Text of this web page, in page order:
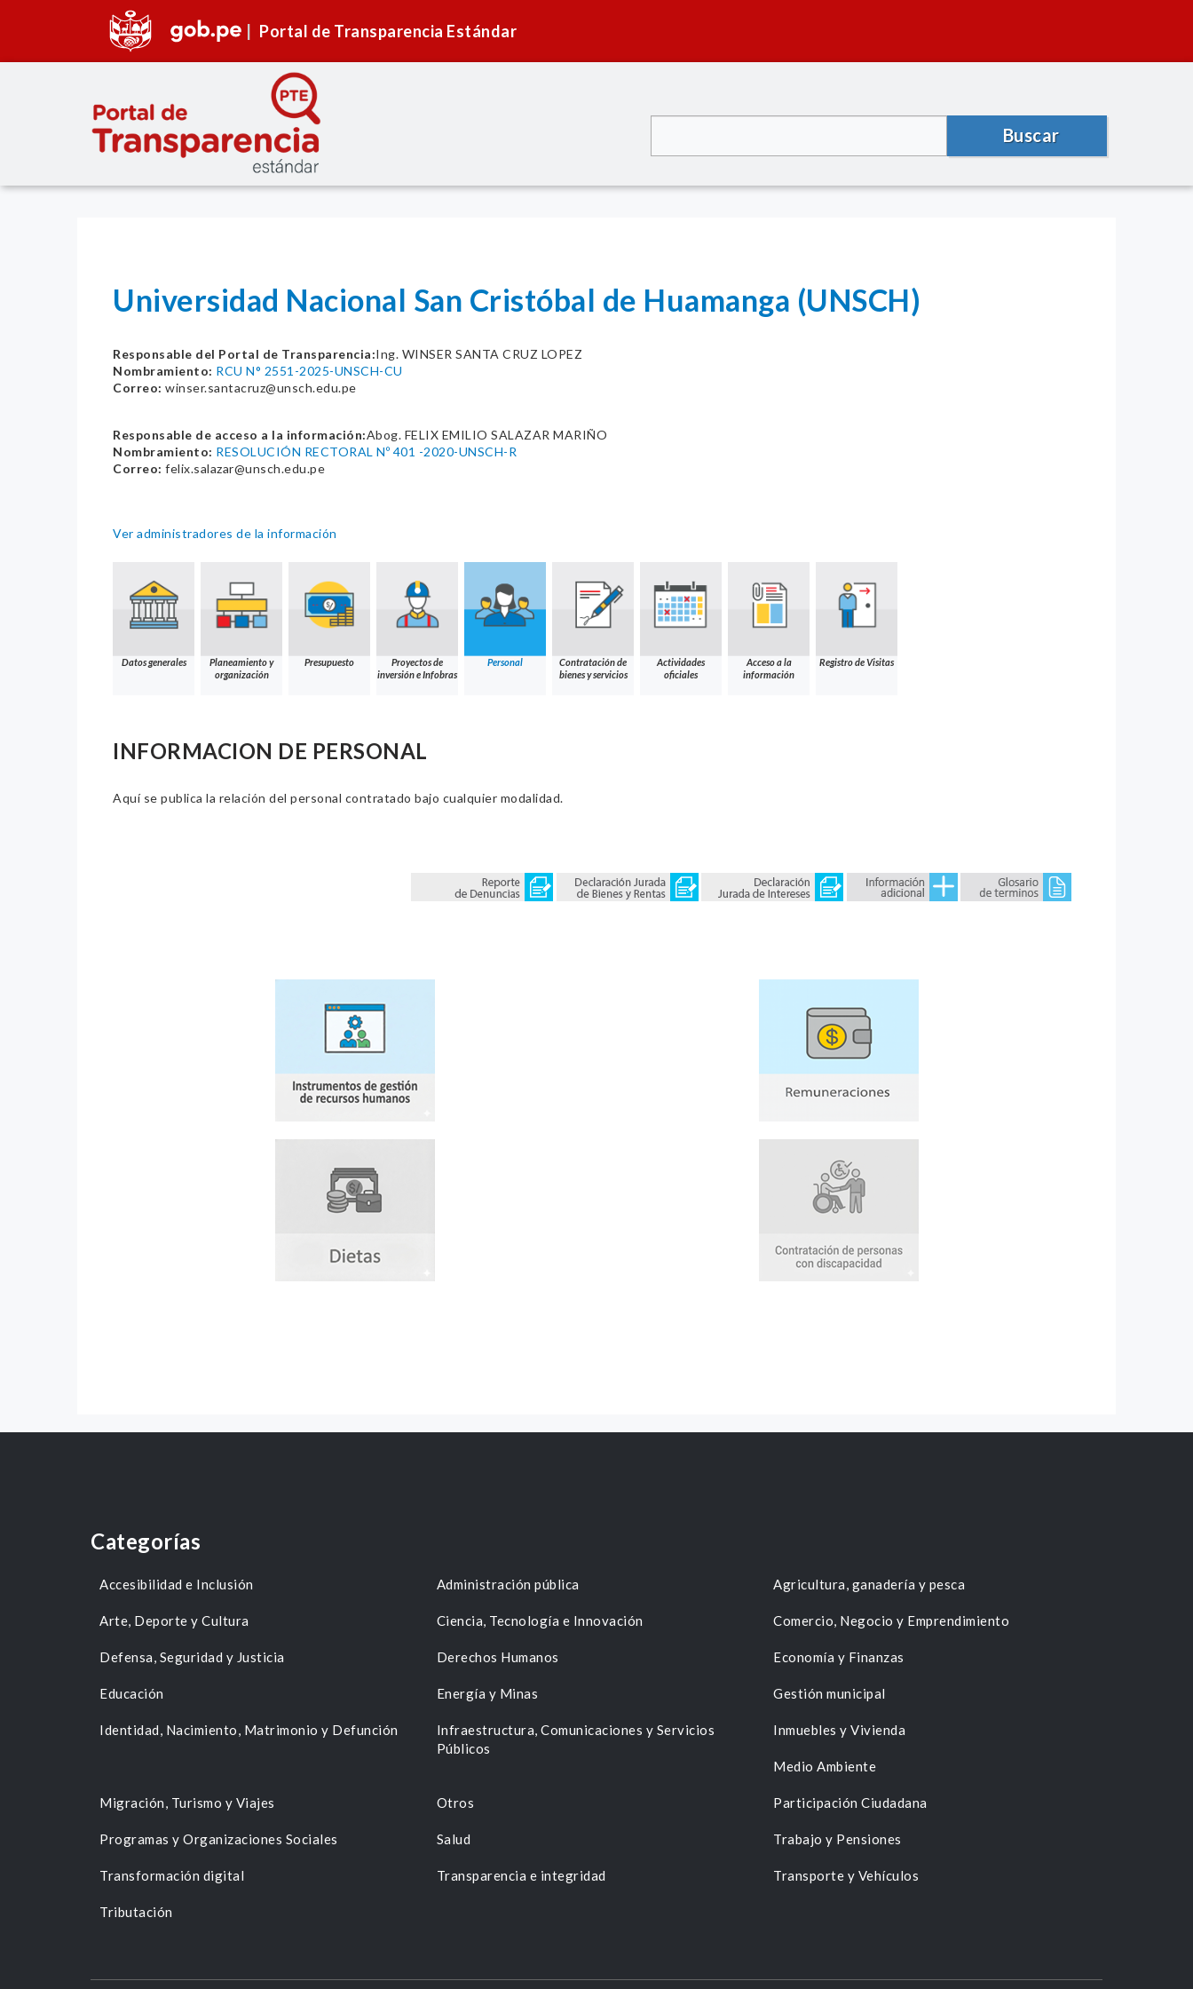
Portal de Transparencia Estándar
Buscar
Universidad Nacional San Cristóbal de Huamanga (UNSCH)
Responsable del Portal de Transparencia:Ing. WINSER SANTA CRUZ LOPEZ
Nombramiento: RCU N° 2551-2025-UNSCH-CU
Correo: winser.santacruz@unsch.edu.pe
Responsable de acceso a la información:Abog. FELIX EMILIO SALAZAR MARIÑO
Nombramiento: RESOLUCIÓN RECTORAL Nº 401 -2020-UNSCH-R
Correo: felix.salazar@unsch.edu.pe
Ver administradores de la información
Datos generales
Planeamiento y
organización
Presupuesto
Proyectos de
inversión e Infobras
Personal
Contratación de
bienes y servicios
Actividades
oficiales
Acceso a la
información
Registro de Visitas
INFORMACION DE PERSONAL
Aquí se publica la relación del personal contratado bajo cualquier modalidad.
Categorías
Accesibilidad e Inclusión Administración pública Agricultura, ganadería y pesca
Arte, Deporte y Cultura Ciencia, Tecnología e Innovación Comercio, Negocio y Emprendimiento
Defensa, Seguridad y Justicia Derechos Humanos Economía y Finanzas
Educación Energía y Minas Gestión municipal
Identidad, Nacimiento, Matrimonio y Defunción
Infraestructura, Comunicaciones y Servicios
Públicos
Inmuebles y Vivienda
Medio Ambiente
Migración, Turismo y Viajes Otros Participación Ciudadana
Programas y Organizaciones Sociales Salud Trabajo y Pensiones
Transformación digital Transparencia e integridad Transporte y Vehículos
Tributación